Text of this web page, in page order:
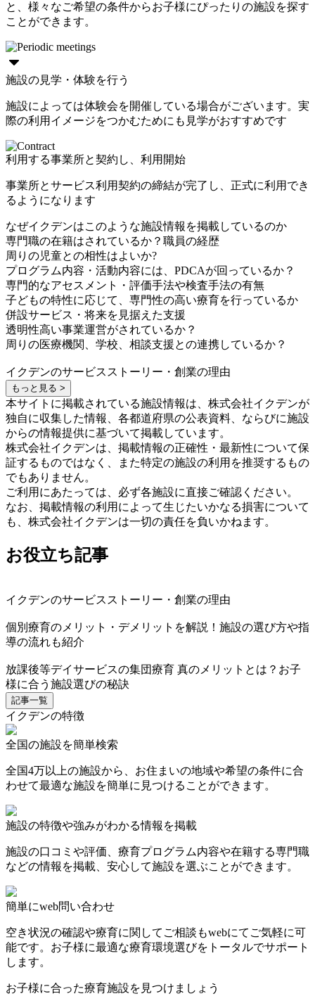
と、様々なご希望の条件からお子様にぴったりの施設を探す
ことができます。
施設の見学・体験を行う
施設によっては体験会を開催している場合がございます。実
際の利用イメージをつかむためにも見学がおすすめです
利用する事業所と契約し、利用開始
事業所とサービス利用契約の締結が完了し、正式に利用でき
るようになります
なぜイクデンはこのような施設情報を掲載しているのか
専門職の在籍はされているか？職員の経歴
周りの児童との相性はよいか?
プログラム内容・活動内容には、PDCAが回っているか？
専門的なアセスメント・評価手法や検査手法の有無
子どもの特性に応じて、専門性の高い療育を行っているか
併設サービス・将来を見据えた支援
透明性高い事業運営がされているか？
周りの医療機関、学校、相談支援との連携しているか？
イクデンのサービスストーリー・創業の理由
もっと見る >
本サイトに掲載されている施設情報は、株式会社イクデンが
独自に収集した情報、各都道府県の公表資料、ならびに施設
からの情報提供に基づいて掲載しています。
株式会社イクデンは、掲載情報の正確性・最新性について保
証するものではなく、また特定の施設の利用を推奨するもの
でもありません。
ご利用にあたっては、必ず各施設に直接ご確認ください。
なお、掲載情報の利用によって生じたいかなる損害について
も、株式会社イクデンは一切の責任を負いかねます。
お役立ち記事
イクデンのサービスストーリー・創業の理由
個別療育のメリット・デメリットを解説！施設の選び方や指
導の流れも紹介
放課後等デイサービスの集団療育 真のメリットとは？お子
様に合う施設選びの秘訣
記事一覧
イクデンの特徴
全国の施設を簡単検索
全国4万以上の施設から、お住まいの地域や希望の条件に合
わせて最適な施設を簡単に見つけることができます。
施設の特徴や強みがわかる情報を掲載
施設の口コミや評価、療育プログラム内容や在籍する専門職
などの情報を掲載、安心して施設を選ぶことができます。
簡単にweb問い合わせ
空き状況の確認や療育に関してご相談もwebにてご気軽に可
能です。お子様に最適な療育環境選びをトータルでサポート
します。
お子様に合った療育施設を見つけましょう